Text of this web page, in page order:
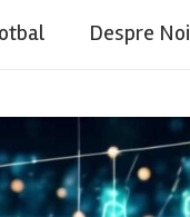
Despre Noi